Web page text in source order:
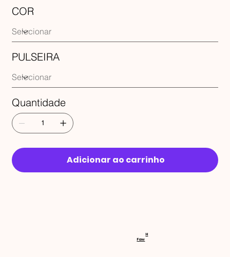
COR
PULSEIRA
Quantidade
Adicionar ao carrinho
RECEBA
Faw
H